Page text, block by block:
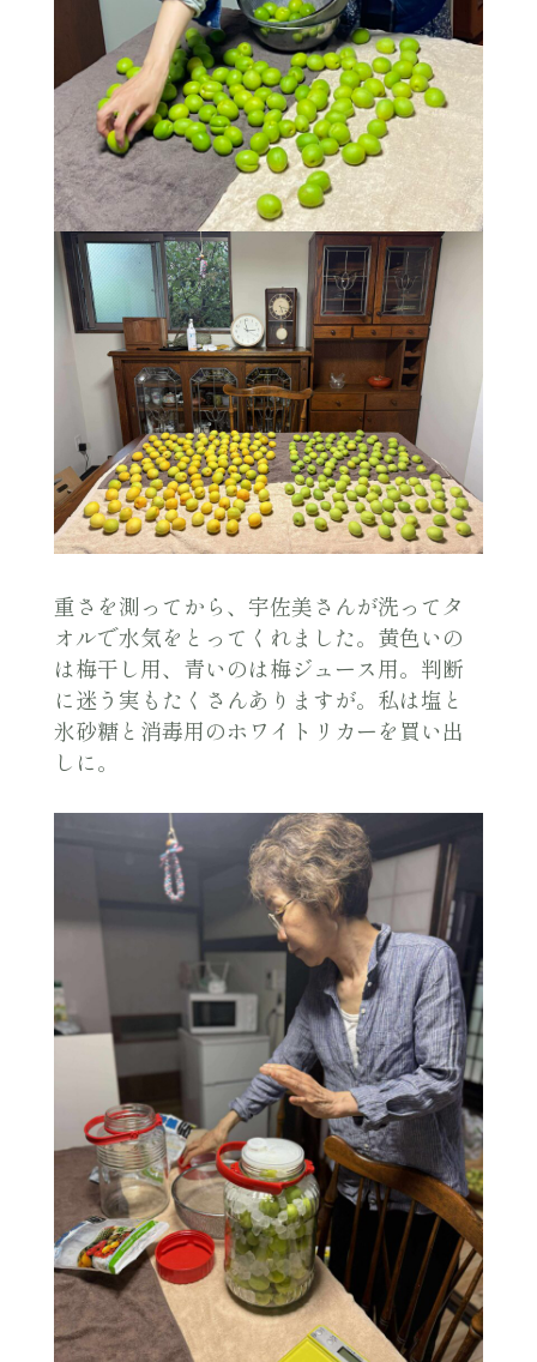
重さを測ってから、宇佐美さんが洗ってタ
オルで水気をとってくれました。黄色いの
は梅干し用、青いのは梅ジュース用。判断
に迷う実もたくさんありますが。私は塩と
氷砂糖と消毒用のホワイトリカーを買い出
しに。